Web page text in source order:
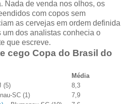
Nada de venda nos olhos, os
com copos sem
as cervejas em ordem definida
um dos analistas conhecia o
que escreve.
cego Copa do Brasil do
(5)
SC (1)
Média
8,3
7,9